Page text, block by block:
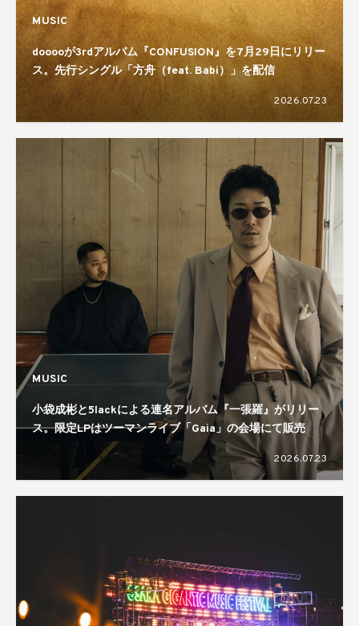
MUSIC
dooooが3rdアルバム『CONFUSION』を7月29日にリリー
ス。先行シングル「方舟（feat. Babi）」を配信
2026.07.23
MUSIC
小袋成彬と5lackによる連名アルバム『一張羅』がリリー
ス。限定LPはツーマンライブ「Gaia」の会場にて販売
2026.07.23